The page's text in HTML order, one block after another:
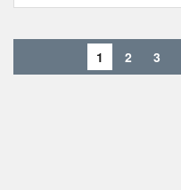
1 2 3